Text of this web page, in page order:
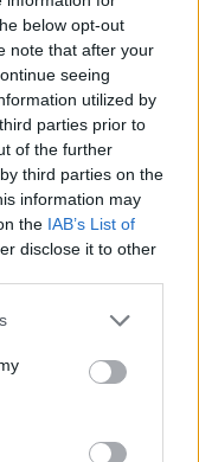
below opt-out
note that after your
seeing
utilized by
parties prior to
of the further
third parties on the
information may
the IAB’s List of
disclose it to other
ütközött
vannak, de az
belüli